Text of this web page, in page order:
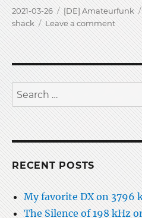
Posted
on
2021-03-26 Categories
[DE] Amateurfunk
shack
Leave a commenton
beim
Search
for:
RECENT POSTS
My favorite DX on 3796
The Silence of 198 kHz